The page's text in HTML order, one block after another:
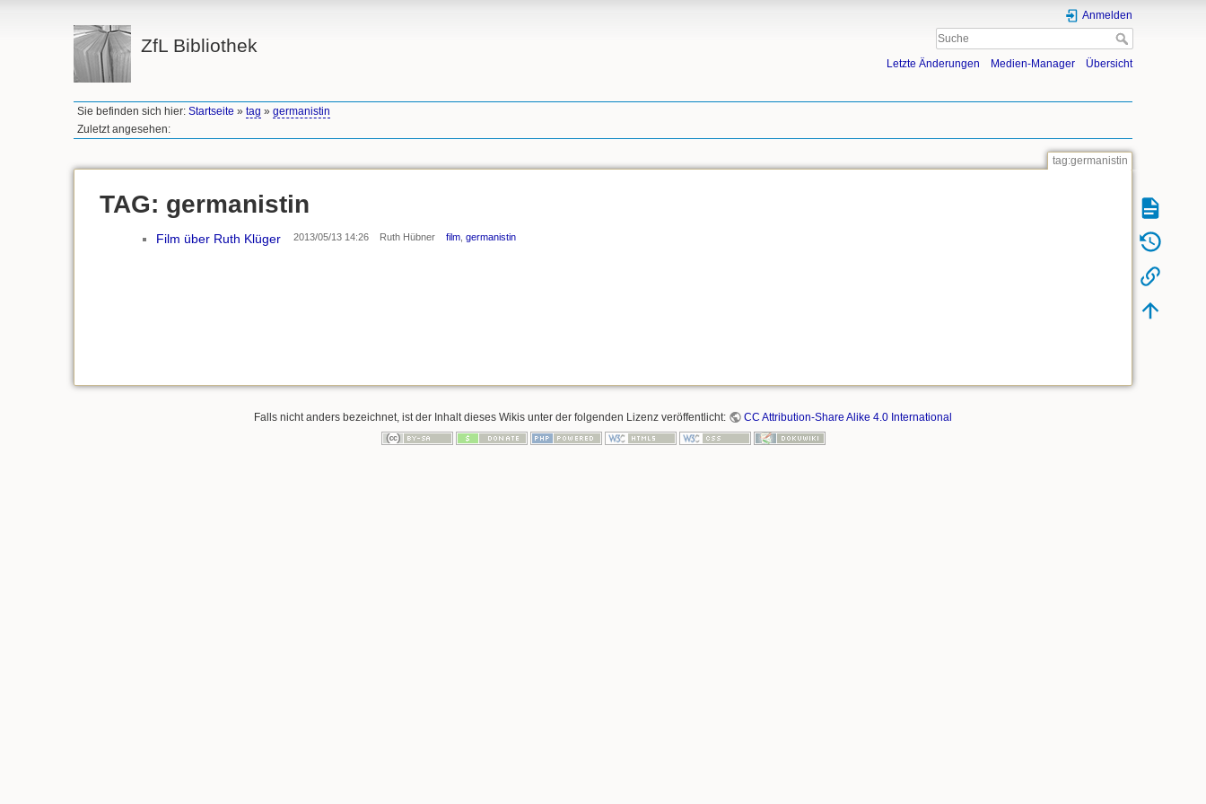
ZfL Bibliothek
Anmelden
Letzte Änderungen Medien-Manager Übersicht
Sie befinden sich hier:Startseite »tag »germanistin
Zuletzt angesehen:
tag:germanistin
TAG: germanistin
Film über Ruth Klüger 2013/05/13 14:26 Ruth Hübner film germanistin
Falls nicht anders bezeichnet, ist der Inhalt dieses Wikis unter der folgenden Lizenz veröffentlicht: CC Attribution-Share Alike 4.0 International